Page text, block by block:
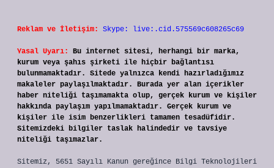
Reklam ve İletişim: Skype: live:.cid.575569c608265c69
Yasal Uyarı:
Bu internet sitesi, herhangi bir marka,
kurum veya şahıs şirketi ile hiçbir bağlantısı
bulunmamaktadır. Sitede yalnızca kendi hazırladığımız
makaleler paylaşılmaktadır. Burada yer alan içerikler
haber niteliği taşımamakta olup, gerçek kurum ve kişiler
hakkında paylaşım yapılmamaktadır. Gerçek kurum ve
kişiler ile isim benzerlikleri tamamen tesadüfidir.
Sitemizdeki bilgiler taslak halindedir ve tavsiye
niteliği taşımazlar.
Sitemiz, 5651 Sayılı Kanun gereğince Bilgi Teknolojileri